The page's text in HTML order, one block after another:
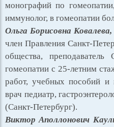
монографий по
иммунолог, в гомеопатии
Ольга Борисовна Ковалева,
член Правления Санкт-
общества, преподаватель
гомеопатии с 25-летним
работ, учебных пособий и
врач педиатр,
(Санкт-Петербург).
Виктор Аполлонович